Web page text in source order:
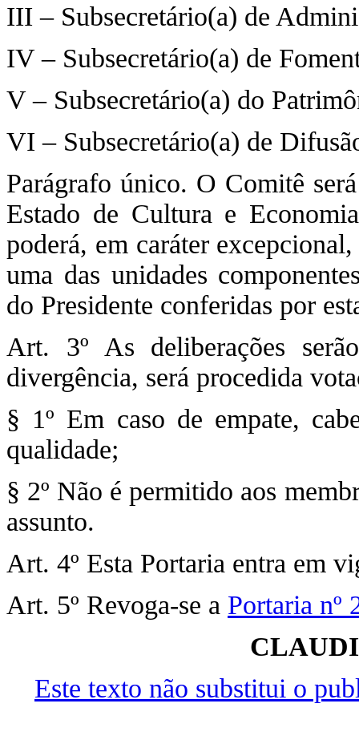
III – Subsecretário(a) de
IV – Subsecretário(a) de
V – Subsecretário(a) do
VI – Subsecretário(a) de
Parágrafo único. O Comitê
Estado de Cultura e
poderá, em caráter
uma das unidades
do Presidente conferidas por
Art. 3º As deliberações
divergência, será procedida
§ 1º Em caso de empate,
qualidade;
§ 2º Não é permitido aos
assunto.
Art. 4º Esta Portaria entra em
Art. 5º Revoga-se a Portaria nº
Este texto não substitui o